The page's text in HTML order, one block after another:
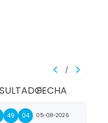
/
FECHA
49 04 05-08-2026